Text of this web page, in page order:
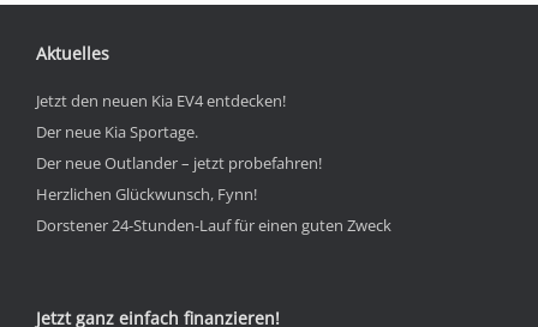
Aktuelles
Jetzt den neuen Kia EV4 entdecken!
Der neue Kia Sportage.
Der neue Outlander – jetzt probefahren!
Herzlichen Glückwunsch, Fynn!
Dorstener 24-Stunden-Lauf für einen guten Zweck
Jetzt ganz einfach finanzieren!